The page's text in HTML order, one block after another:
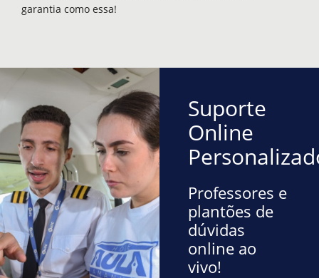
garantia como essa!
Suporte
Online
Professores e
plantões de
dúvidas
online ao
vivo!